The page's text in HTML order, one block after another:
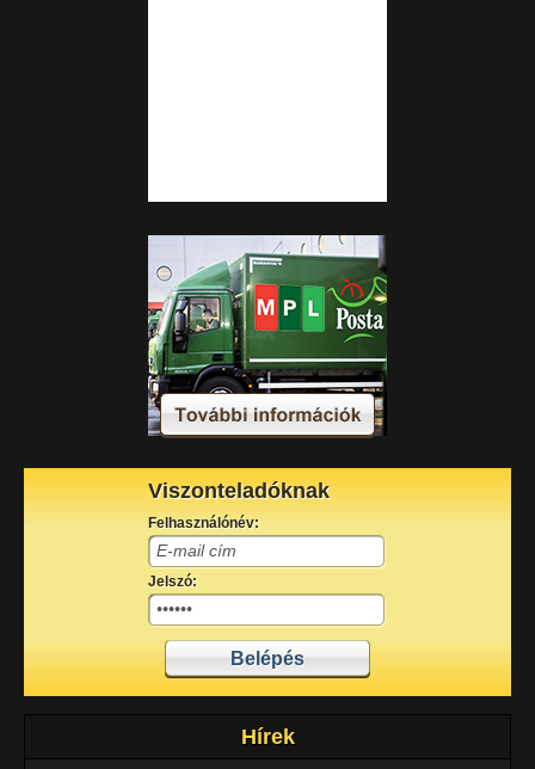
Viszonteladóknak
Felhasználónév:
Jelszó:
Hírek